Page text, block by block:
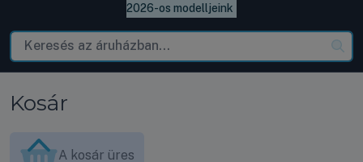
2026-os modelljeink
Kosár
A kosár üres